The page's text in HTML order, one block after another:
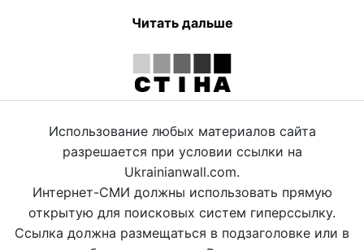
Читать дальше
Использование любых материалов сайта
разрешается при условии ссылки на
Ukrainianwall.com.
Интернет-СМИ должны использовать прямую
открытую для поисковых систем гиперссылку.
Ссылка должна размещаться в подзаголовке или в